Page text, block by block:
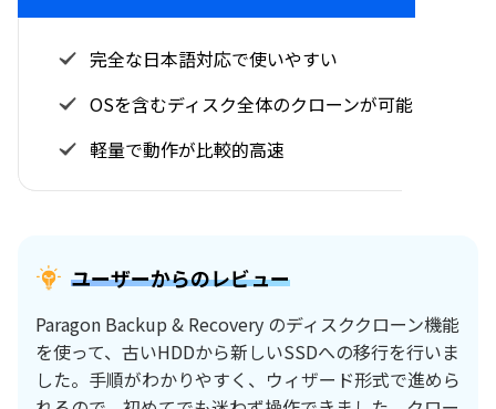
完全な日本語対応で使いやすい
OSを含むディスク全体のクローンが可能
軽量で動作が比較的高速
ユーザーからのレビュー
Paragon Backup & Recovery のディスククローン機能
を使って、古いHDDから新しいSSDへの移行を行いま
した。手順がわかりやすく、ウィザード形式で進めら